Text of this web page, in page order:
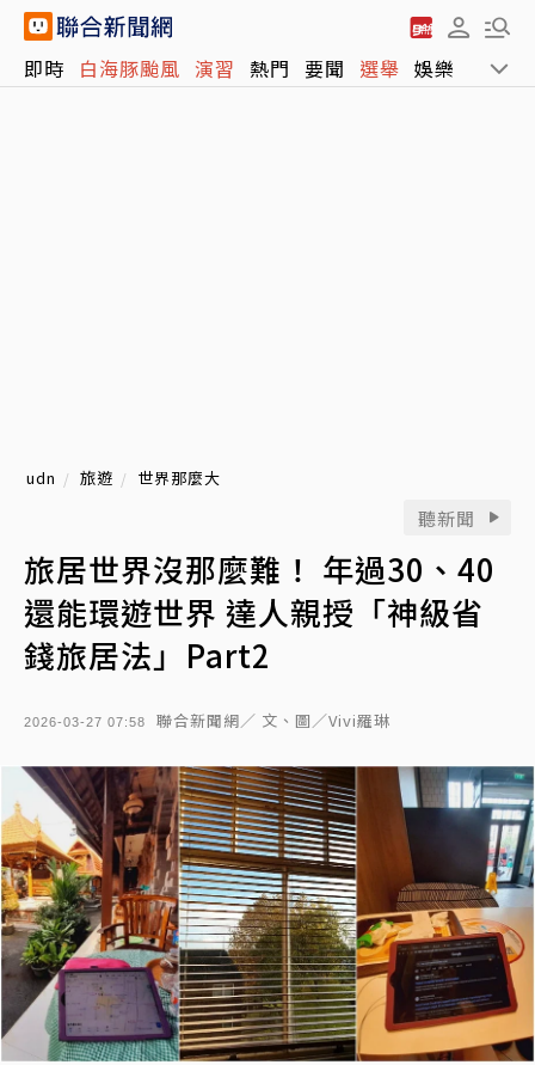
即時 白海豚颱風 演習 熱門 要聞 選舉 娛樂 運動
udn 旅遊 世界那麼大
聽新聞
旅居世界沒那麼難！ 年過30、40
還能環遊世界 達人親授「神級省
錢旅居法」Part2
2026-03-27 07:58 聯合新聞網／ 文、圖／Vivi羅琳